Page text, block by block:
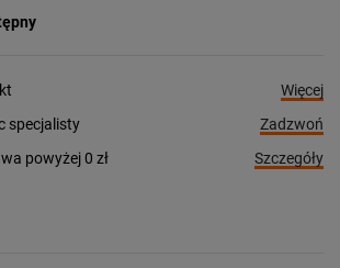
Więcej
specjalisty
Zadzwoń
powyżej 0 zł
Szczegóły